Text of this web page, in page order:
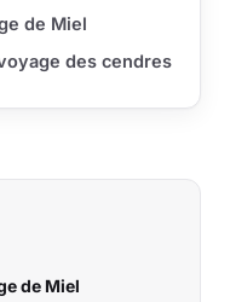
de Miel
des cendres
de Miel